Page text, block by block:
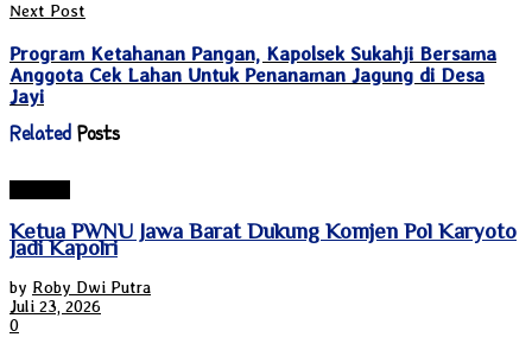
Next Post
Program Ketahanan Pangan, Kapolsek Sukahji Bersama
Anggota Cek Lahan Untuk Penanaman Jagung di Desa
Jayi
Related Posts
Ketua PWNU Jawa Barat Dukung Komjen Pol Karyoto
Jadi Kapolri
by Roby Dwi Putra
Juli 23, 2026
0